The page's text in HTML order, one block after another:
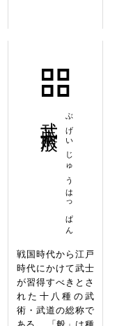
ぶげいじゅうはっぱん
戦国時代から江戸
時代にかけて武士
が習得すべきとさ
れた十八種の武
術・武道の総称で